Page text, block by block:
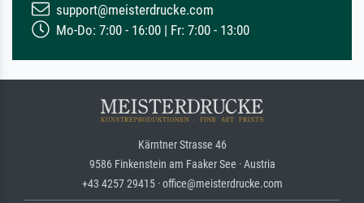
support@meisterdrucke.com
Mo-Do: 7:00 - 16:00 | Fr: 7:00 - 13:00
Kärntner Strasse 46
9586 Finkenstein am Faaker See · Austria
+43 4257 29415 · office@meisterdrucke.com